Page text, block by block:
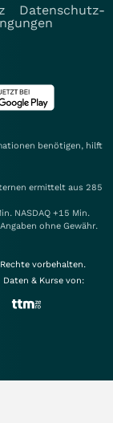
Datenschutz-
benötigen, hilft
ermittelt aus 285
NASDAQ +15 Min.
ohne Gewähr.
vorbehalten.
Daten & Kurse von: